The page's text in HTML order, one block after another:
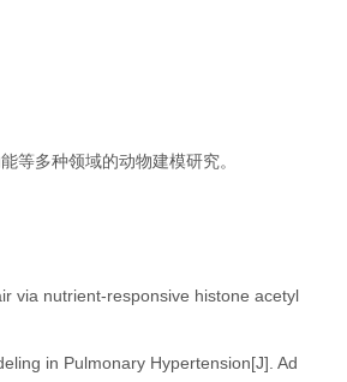
等多种领域的动物建模研究。
via nutrient-responsive histone acetyl
in Pulmonary Hypertension[J]. Ad